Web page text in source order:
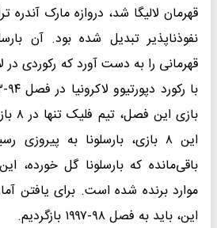
قهرمان لالیگا شد، دروازه مارک آندره
قهرمانی را به دست آورد که رکوردی
موارد برنده شده است. برای یافتن
این، باید به فصل ۹۸-۱۹۹۷ بازگردیم.